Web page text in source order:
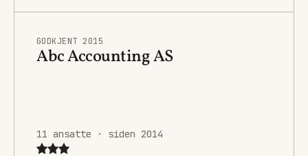
GODKJENT 2015
Abc Accounting AS
11 ansatte · siden 2014